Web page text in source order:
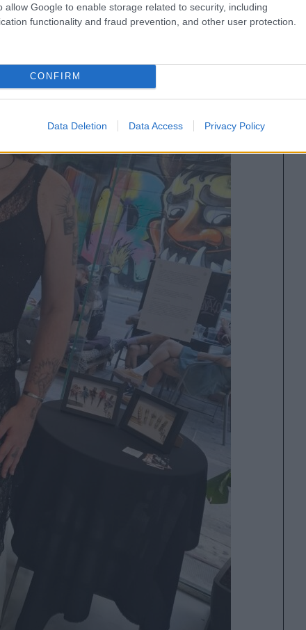
allow Google to enable storage related to security, including
functionality and fraud prevention, and other user protection.
CONFIRM
Data Deletion Data Access Privacy Policy